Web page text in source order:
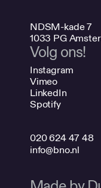
NDSM-kade 7
1033 PG
Volg ons!
Instagram
Vimeo
LinkedIn
Spotify
020 624 47 48
info@bno.nl